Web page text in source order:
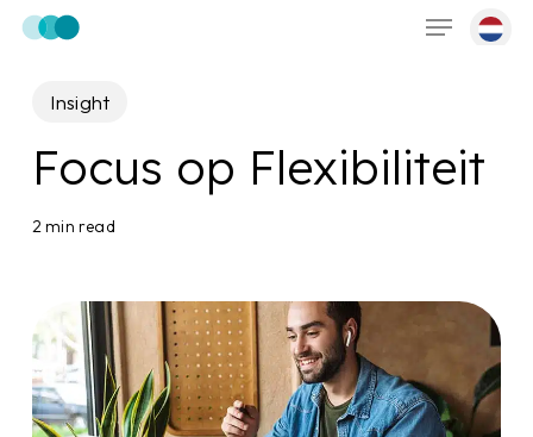
Skip
content
Menu
Insight
Focus op Flexibiliteit
2 min read